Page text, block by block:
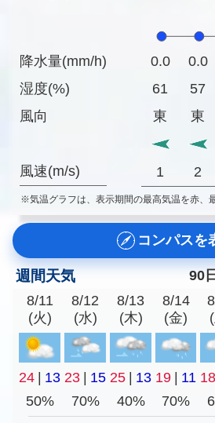
降水量(mm/h)
湿度(%)
風向
風速(m/s)
0.0 0.0
61
57
東
東
1 2
※気温グラフは、表示期間の最高気温を赤、
コンパスを
週間天気
90
8/11
(火)
8/12
(水)
8/13
(木)
8/14
(金)
24 | 13 23 | 15 25 | 13 19 | 11 18
50%
70% 40% 70%